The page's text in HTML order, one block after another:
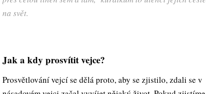
na svět.
Jak a kdy prosvítit vejce?
Prosvětlování vejcí se dělá proto, aby se zjistilo, zdali se v